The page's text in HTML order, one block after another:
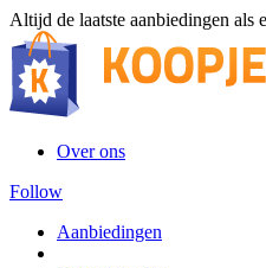
Altijd de laatste aanbiedingen als
Over ons
Follow
Aanbiedingen